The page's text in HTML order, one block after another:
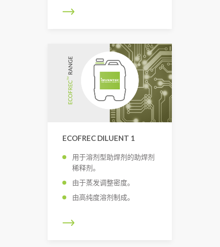
ECOFREC DILUENT 1
用于溶剂型助焊剂的助焊剂
稀释剂。
由于蒸发调整密度。
由高纯度溶剂制成。